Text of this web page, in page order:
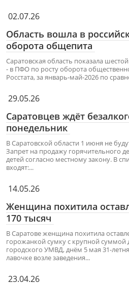
02.07.26
Область вошла в
оборота общепита
Саратовская область показала
- в ПФО по росту оборота
Росстата, за январь-май-2026 по
29.05.26
Саратовцев ждёт
понедельник
В Саратовской области 1 июня не
Запрет на продажу горячительного
детей согласно местному закону. В
входят:...
14.05.26
Женщина похитила
170 тысяч
В Саратове женщина похитила
горожанкой сумку с крупной суммой
городского УМВД, днём 5 мая 31-
лавочке возле заведения...
23.04.26